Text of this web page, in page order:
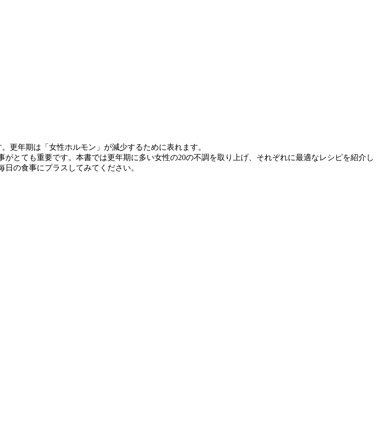
更年期は「女性ホルモン」が減少するために表れます。
とても重要です。本書では更年期に多い女性の20の不調を取り上げ、それぞれに最適なレシピを紹介し
の食事にプラスしてみてください。